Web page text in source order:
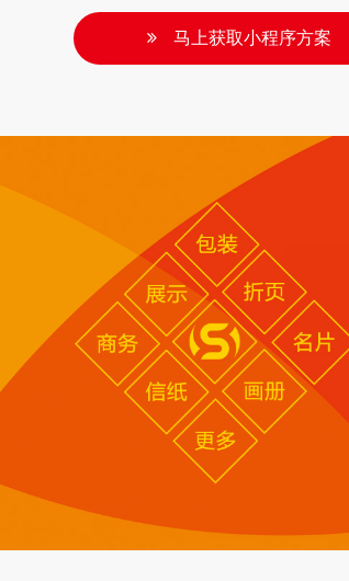
马上获取小程序方案